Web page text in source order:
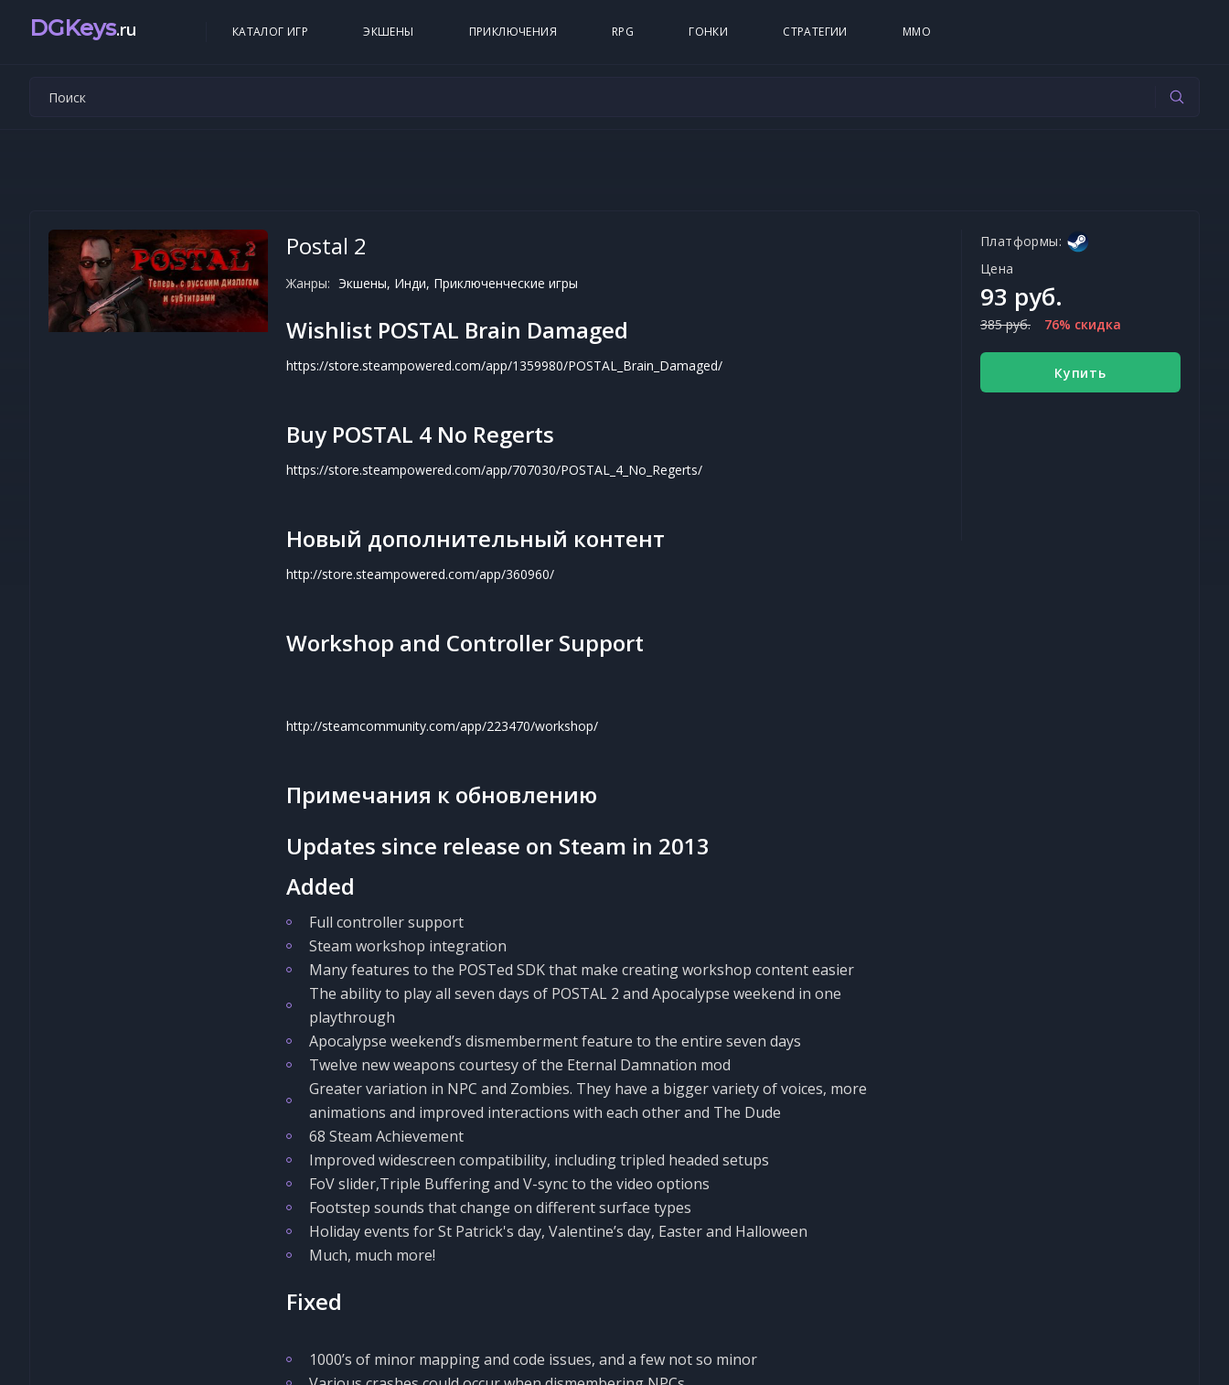
DGKeys.ru КАТАЛОГ ИГР ЭКШЕНЫ ПРИКЛЮЧЕНИЯ RPG ГОНКИ СТРАТЕГИИ MMO
Postal 2
Жанры: Экшены, Инди, Приключенческие игры
Wishlist POSTAL Brain Damaged
https://store.steampowered.com/app/1359980/POSTAL_Brain_Damaged/
Buy POSTAL 4 No Regerts
https://store.steampowered.com/app/707030/POSTAL_4_No_Regerts/
Новый дополнительный контент
http://store.steampowered.com/app/360960/
Workshop and Controller Support
http://steamcommunity.com/app/223470/workshop/
Примечания к обновлению
Updates since release on Steam in 2013
Added
Full controller support
Steam workshop integration
Many features to the POSTed SDK that make creating workshop content easier
The ability to play all seven days of POSTAL 2 and Apocalypse weekend in one
playthrough
Apocalypse weekend’s dismemberment feature to the entire seven days
Twelve new weapons courtesy of the Eternal Damnation mod
Greater variation in NPC and Zombies. They have a bigger variety of voices, more
animations and improved interactions with each other and The Dude
68 Steam Achievement
Improved widescreen compatibility, including tripled headed setups
FoV slider,Triple Buffering and V-sync to the video options
Footstep sounds that change on different surface types
Holiday events for St Patrick's day, Valentine’s day, Easter and Halloween
Much, much more!
Fixed
1000’s of minor mapping and code issues, and a few not so minor
Платформы:
Цена
93 руб.
385 руб. 76% скидка
Купить